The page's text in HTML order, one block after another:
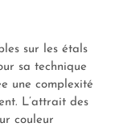
sur les étals
sa technique
une complexité
L’attrait des
couleur